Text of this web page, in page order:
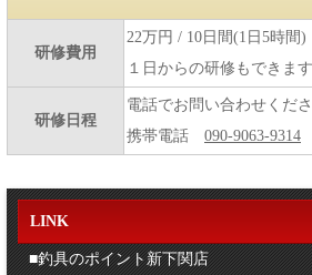
研修費用
22万円 / 10日間(1日5時間)
１日からの研修もできま
研修日程
電話でお問い合わせくださ
携帯電話 090-9063-9314
LINK
■釣具のポイント新下関店